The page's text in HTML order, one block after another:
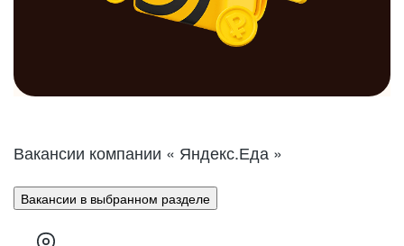
Вакансии компании « Яндекс.Еда »
Вакансии в выбранном разделе